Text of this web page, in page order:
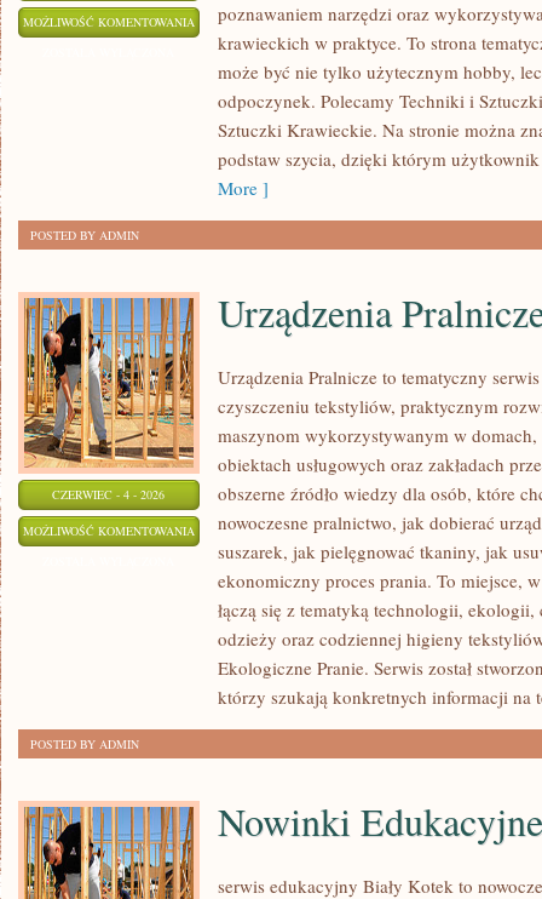
MOŻLIWOŚĆ KOMENTOWANIA
SZYCIE
ZERO
WASTE
poznawaniem narzędzi oraz
krawieckich w praktyce. To strona
może być nie tylko użytecznym hobby,
odpoczynek. Polecamy Techniki i
Sztuczki Krawieckie. Na stronie można
podstaw szycia, dzięki którym
More ]
POSTED BY ADMIN
CZERWIEC - 4 - 2026
MOŻLIWOŚĆ KOMENTOWANIA URZĄDZENIA
PRALNICZE
Urządzenia
Urządzenia Pralnicze to tematyczny
czyszczeniu tekstyliów, praktycznym
maszynom wykorzystywanym w
obiektach usługowych oraz zakładach
obszerne źródło wiedzy dla osób, które
nowoczesne pralnictwo, jak dobierać
suszarek, jak pielęgnować tkaniny, jak
ekonomiczny proces prania. To miejsce,
łączą się z tematyką technologii,
odzieży oraz codziennej higieny
Ekologiczne Pranie. Serwis został
którzy szukają konkretnych informacji na
POSTED BY ADMIN
Nowinki Edukacyjne
serwis edukacyjny Biały Kotek to